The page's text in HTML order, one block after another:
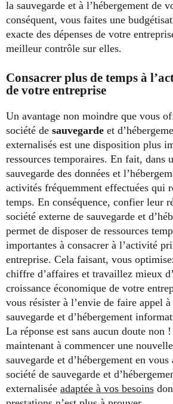
la sauvegarde et à l’hébergement de
conséquent, vous faites une
exacte des dépenses de votre
meilleur contrôle sur elles.
Consacrer plus de temps à
de votre entreprise
Un avantage non moindre que vous
société de sauvegarde et
externalisés est une disposition plus
ressources temporaires. En fait, dans
sauvegarde des données et
activités fréquemment effectuées qui
temps. En conséquence, confier leur
société externe de sauvegarde et
permet de disposer de ressources
importantes à consacrer à l’activité
entreprise. Cela faisant, vous
chiffre d’affaires et travaillez mieux
croissance économique de votre
vous résister à l’envie de faire appel
sauvegarde et d’hébergement
La réponse est sans aucun doute non !
maintenant à commencer une
sauvegarde et d’hébergement en vous
société de sauvegarde et
externalisée adaptée à vos besoins